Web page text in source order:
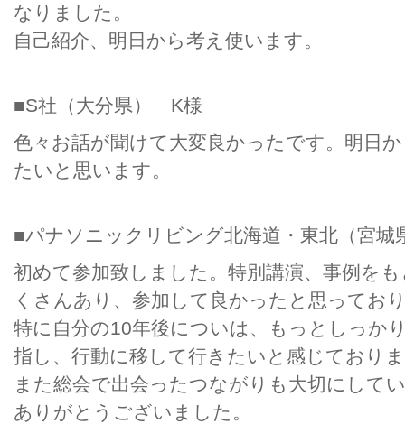
なりました。
自己紹介、明日から考え使います。
■S社（大分県） K様
色々お話が聞けて大変良かったです。明日
たいと思います。
■パナソニックリビング北海道・東北（宮
初めて参加致しました。特別講演、事例を
くさんあり、参加して良かったと思ってお
特に自分の10年後についは、もっとしっか
指し、行動に移して行きたいと感じており
また総会で出会ったつながりも大切にして
ありがとうございました。